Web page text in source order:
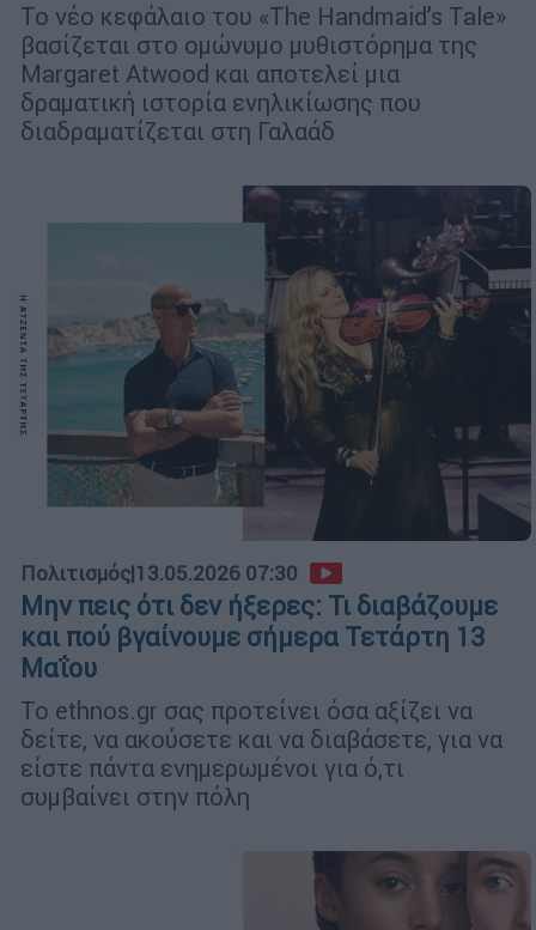
Το νέο κεφάλαιο του «The Handmaid’s Tale»
βασίζεται στο ομώνυμο μυθιστόρημα της
Margaret Atwood και αποτελεί μια
δραματική ιστορία ενηλικίωσης που
διαδραματίζεται στη Γαλαάδ
Πολιτισμός|13.05.2026 07:30
Μην πεις ότι δεν ήξερες: Τι διαβάζουμε
και πού βγαίνουμε σήμερα Τετάρτη 13
Μαΐου
Το ethnos.gr σας προτείνει όσα αξίζει να
δείτε, να ακούσετε και να διαβάσετε, για να
είστε πάντα ενημερωμένοι για ό,τι
συμβαίνει στην πόλη